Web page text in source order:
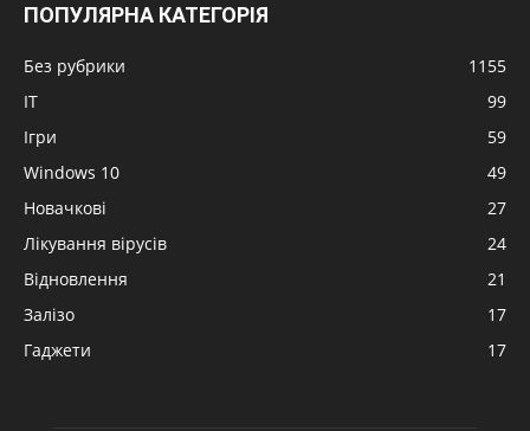
ПОПУЛЯРНА КАТЕГОРІЯ
Без рубрики
1155
IT
99
Ігри
59
Windows 10
49
Новачкові
27
Лікування вірусів
24
Відновлення
21
Залізо
17
Гаджети
17